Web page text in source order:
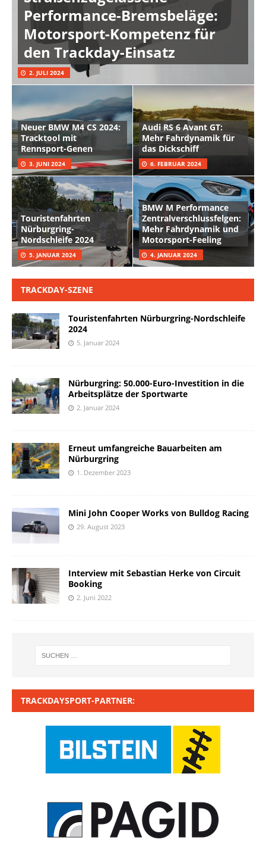
Performance-Bremsbeläge:
Motorsport-Kompetenz für
den Trackday-Einsatz
2. JULI 2024
Neuer BMW M4 CS 2024:
Tracktool mit
Rennsport-Genen
3. JUNI 2024
Audi RS 6 Avant GT:
Mehr Fahrdynamik für
das Dickschiff
6. FEBRUAR 2024
Touristenfahrten
Nürburgring-
Nordschleife 2024
5. JANUAR 2024
BMW M Performance
Zentralverschlussfelgen:
Mehr Fahrdynamik und
Motorsport-Feeling
4. JANUAR 2024
TRACKDAY-SZENE
Touristenfahrten Nürburgring-Nordschleife
2024
5. Januar 2024
Nürburgring: 50.000-Euro-Investition in die
Arbeitsplätze der Sportwarte
2. Januar 2024
Erneut umfangreiche Bauarbeiten am
Nürburgring
1. Dezember 2023
Mini John Cooper Works von Bulldog Racing
29. August 2023
Interview mit Sebastian Herke von Circuit
Booking
2. Juni 2022
TRACKDAYSPORT-PARTNER: